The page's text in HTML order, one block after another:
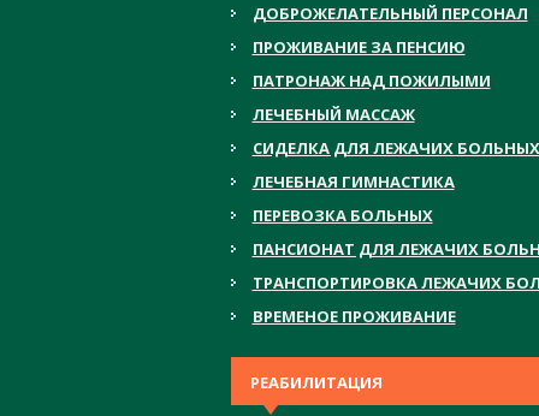
ДОБРОЖЕЛАТЕЛЬНЫЙ ПЕРСОНАЛ
ПРОЖИВАНИЕ ЗА ПЕНСИЮ
ПАТРОНАЖ НАД ПОЖИЛЫМИ
ЛЕЧЕБНЫЙ МАССАЖ
СИДЕЛКА ДЛЯ ЛЕЖАЧИХ БОЛЬНЫХ
ЛЕЧЕБНАЯ ГИМНАСТИКА
ПЕРЕВОЗКА БОЛЬНЫХ
ПАНСИОНАТ ДЛЯ ЛЕЖАЧИХ
ТРАНСПОРТИРОВКА ЛЕЖАЧИХ
ВРЕМЕНОЕ ПРОЖИВАНИЕ
РЕАБИЛИТАЦИЯ